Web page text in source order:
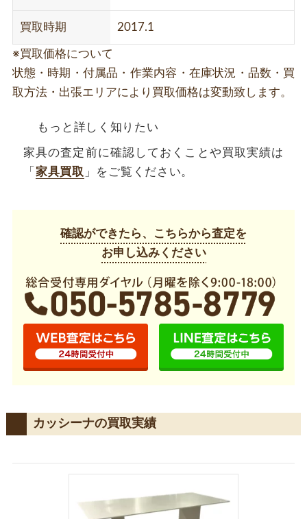
買取時期 2017.1
※買取価格について
状態・時期・付属品・作業内容・在庫状況・品数・買
取方法・出張エリアにより買取価格は変動致します。
もっと詳しく知りたい
家具の査定前に確認しておくことや買取実績は
「 家具買取 」をご覧ください。
確認ができたら、こちらから査定を
お申し込みください
カッシーナの買取実績